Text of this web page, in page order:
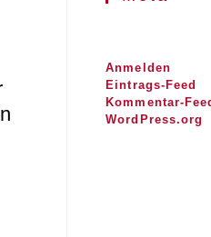
Anmelden
Eintrags-Feed
Kommentar-
WordPress.org